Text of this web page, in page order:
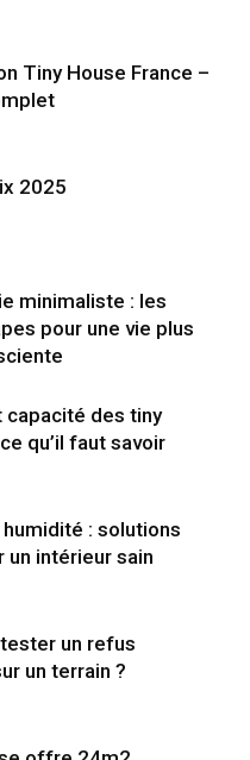
Tiny House France –
2025
minimaliste : les
pour une vie plus
capacité des tiny
qu’il faut savoir
: solutions
un intérieur sain
un refus
un terrain ?